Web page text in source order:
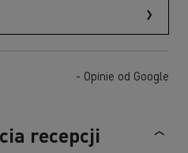
- Opinie od Google
recepcji